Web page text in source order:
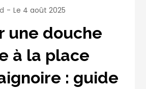
Le 4 août 2025
une douche
à la place
: guide